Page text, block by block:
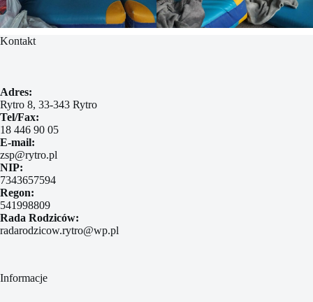
Kontakt
Adres:
Rytro 8, 33-343 Rytro
Tel/Fax:
18 446 90 05
E-mail:
zsp@rytro.pl
NIP:
7343657594
Regon:
541998809
Rada Rodziców:
radarodzicow.rytro@wp.pl
Informacje